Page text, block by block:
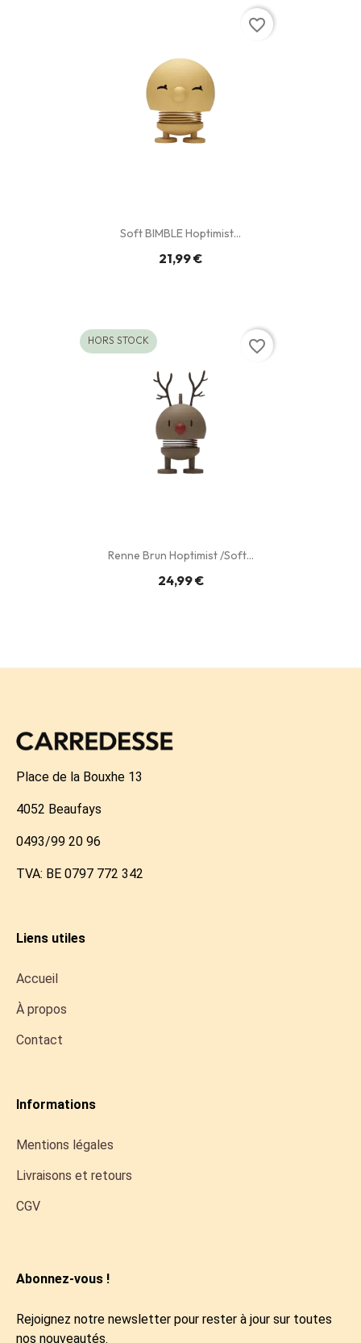
Soft BIMBLE Hoptimist...
21,99 €
favorite_border
Renne Brun Hoptimist /Soft...
24,99 €
HORS STOCK favorite_border
Place de la Bouxhe 13
4052 Beaufays
0493/99 20 96
TVA: BE 0797 772 342
Liens utiles
Accueil
À propos
Contact
Informations
Mentions légales
Livraisons et retours
CGV
Abonnez-vous !
Rejoignez notre newsletter pour rester à jour sur toutes
nos nouveautés.